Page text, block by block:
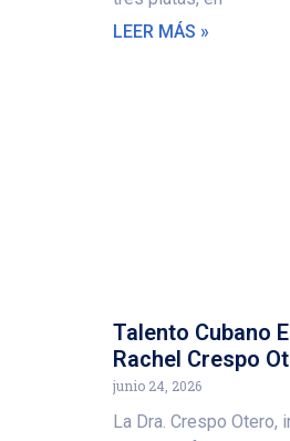
LEER MÁS »
Talento Cubano
Rachel Crespo
junio 24, 2026
La Dra. Crespo Otero,